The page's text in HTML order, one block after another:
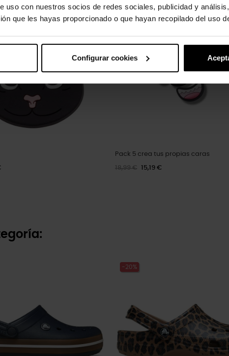
uso con nuestros socios de redes sociales, publicidad y
que les hayas proporcionado o que hayan recopilado del uso
Configurar cookies
-20%
Pack 5 crea tus propias caras
18,99 € 15,19 €
-20%